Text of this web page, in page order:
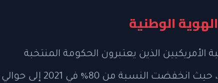
الوطنية
الذين يعتبرون الحكومة المنتخبة
ديمقراطيًا عنصرًا أساسيًا في هوية البلاد، حيث انخفضت النسبة من 80% في 2021 إلى حوالي